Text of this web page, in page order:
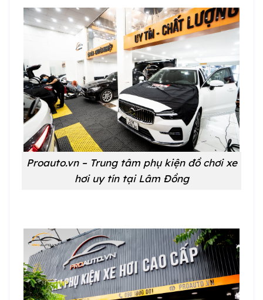
Proauto.vn – Trung tâm phụ kiện đồ chơi xe
hơi uy tín tại Lâm Đồng